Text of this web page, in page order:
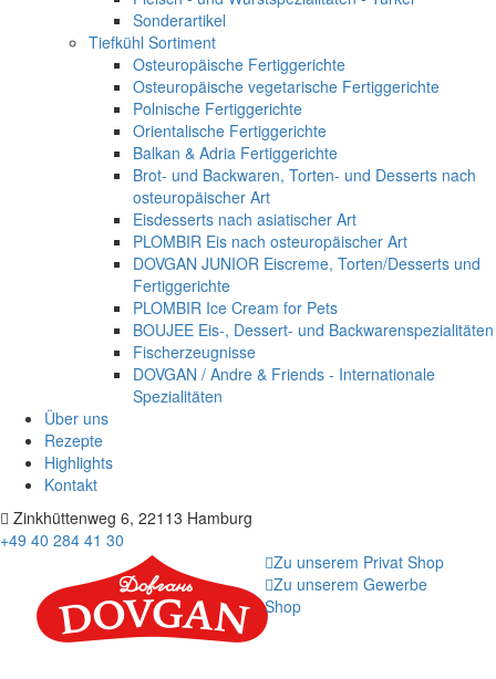
Sonderartikel
Tiefkühl Sortiment
Osteuropäische Fertiggerichte
Osteuropäische vegetarische Fertiggerichte
Polnische Fertiggerichte
Orientalische Fertiggerichte
Balkan & Adria Fertiggerichte
Brot- und Backwaren, Torten- und Desserts nach
osteuropäischer Art
Eisdesserts nach asiatischer Art
PLOMBIR Eis nach osteuropäischer Art
DOVGAN JUNIOR Eiscreme, Torten/Desserts und
Fertiggerichte
PLOMBIR Ice Cream for Pets
BOUJEE Eis-, Dessert- und Backwarenspezialitäten
Fischerzeugnisse
DOVGAN / Andre & Friends - Internationale
Spezialitäten
Über uns
Rezepte
Highlights
Kontakt
Zinkhüttenweg 6, 22113 Hamburg
+49 40 284 41 30
Zu unserem Privat Shop
Zu unserem Gewerbe
Shop